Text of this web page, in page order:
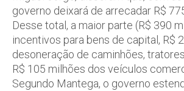
governo deixará de arrecadar R$
Desse total, a maior parte (R$ 390
incentivos para bens de capital, R$
desoneração de caminhões,
R$ 105 milhões dos veículos
Segundo Mantega, o governo